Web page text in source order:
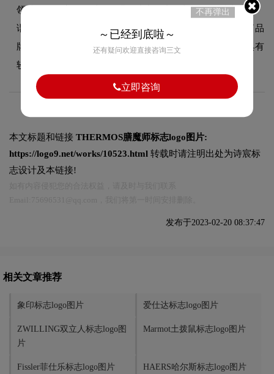
领域的品牌定位，以双色搭配为主，主色与辅色既对比又和
谐，增强了品牌的现代感和时尚度。这种色彩选择既传递了品
牌的极简现代设计美学，又能有效吸引目标受众，使标志具有
较强的视觉辨识度。
本文标题和链接 THERMOS膳魔师标志logo图片:
https://logo9.net/works/10523.html 转载时请注明出处为诗宸标
志设计及本链接!
发布于2023-02-20 08:37:47
相关文章推荐
象印标志logo图片 爱仕达标志logo图片
ZWILLING双立人标志logo图
片
Marmot土拨鼠标志logo图片
Fissler菲仕乐标志logo图片 HAERS哈尔斯标志logo图片
不再弹出
～已经到底啦～
还有疑问欢迎直接咨询三文
立即咨询